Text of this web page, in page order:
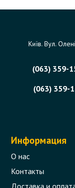
Київ. Вул.
(063) 359-
(063) 359-
Информация
О нас
Контакты
Доставка и